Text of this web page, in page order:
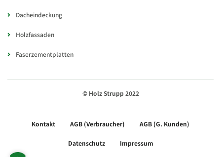
Dacheindeckung
Holzfassaden
Faserzementplatten
© Holz Strupp 2022
Kontakt AGB (Verbraucher) AGB (G. Kunden)
Datenschutz Impressum